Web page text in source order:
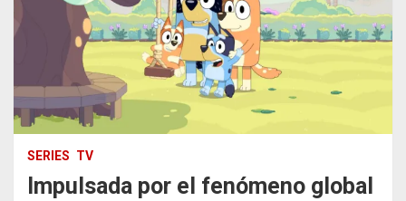
SERIES TV
Impulsada por el fenómeno global